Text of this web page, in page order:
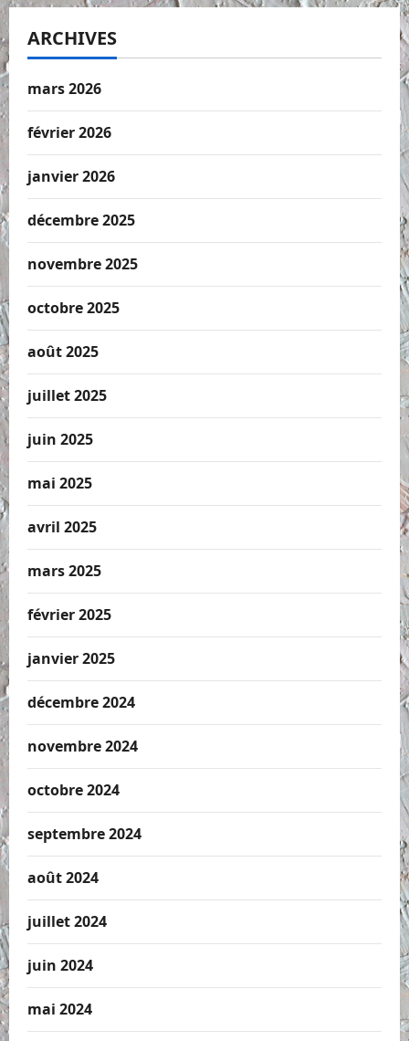
ARCHIVES
mars 2026
février 2026
janvier 2026
décembre 2025
novembre 2025
octobre 2025
août 2025
juillet 2025
juin 2025
mai 2025
avril 2025
mars 2025
février 2025
janvier 2025
décembre 2024
novembre 2024
octobre 2024
septembre 2024
août 2024
juillet 2024
juin 2024
mai 2024